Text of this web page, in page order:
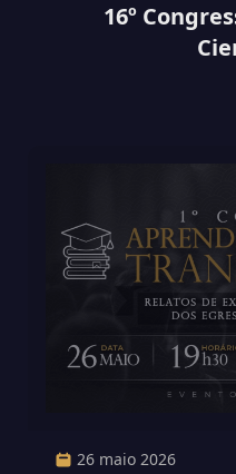
16º
26 maio 2026